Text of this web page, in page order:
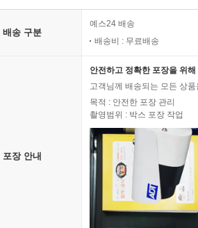
배송 구분
예스24 배송
배송비 : 무료배송
포장 안내
안전하고 정확한 포장을 위
고객님께 배송되는 모든 상
목적 : 안전한 포장 관리
촬영범위 : 박스 포장 작업